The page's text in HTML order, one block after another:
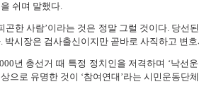
쉬며 말했다.
곤한 사람’이라는 것은 정말 그럴 것이다. 당선
박시장은 검사출신이지만 곧바로 사직하고 변
년 총선거 때 특정 정치인을 저격하며 ‘낙선
으로 유명한 것이 ‘참여연대’라는 시민운동단